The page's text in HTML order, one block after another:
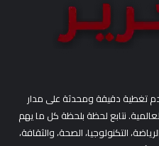
تغطية دقيقة ومحدثة على مدار
نتابع لحظة بلحظة كل ما يهم
التكنولوجيا، الصحة، والثقافة،